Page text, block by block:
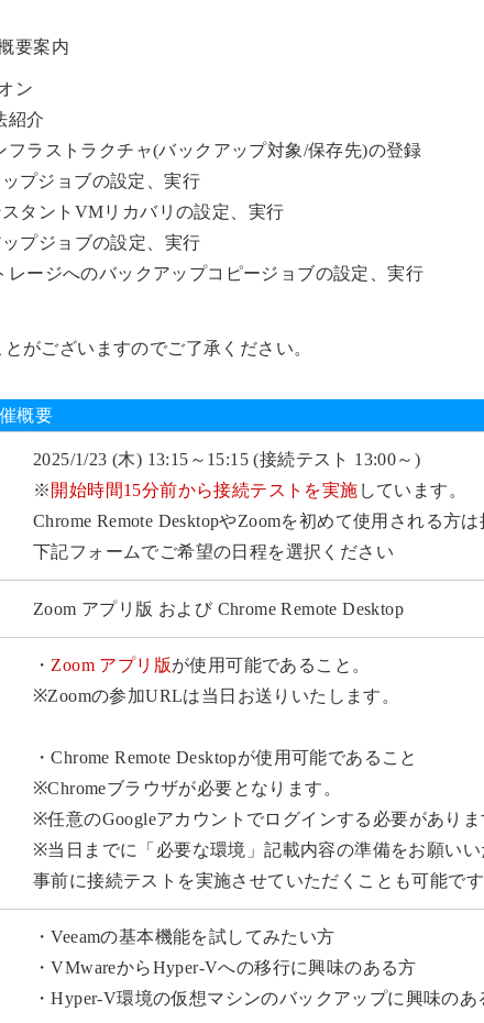
要案内
ン
紹介
フラストラクチャ(バックアップ対象/保存先)の登録
プジョブの設定、実行
タントVMリカバリの設定、実行
プジョブの設定、実行
レージへのバックアップコピージョブの設定、実行
がございますのでご了承ください。
概要
2025/1/23 (木) 13:15～15:15 (接続テスト 13:00～)
※ 開始時間15分前から接続テストを実施 しています。
Chrome Remote DesktopやZoomを初めて使用される方
下記フォームでご希望の日程を選択ください
Zoom アプリ版 および Chrome Remote Desktop
・ Zoom アプリ版が使用可能であること。
※Zoomの参加URLは当日お送りいたします。
・Chrome Remote Desktopが使用可能であること
※Chromeブラウザが必要となります。
※任意のGoogleアカウントでログインする必要がありま
※当日までに「必要な環境」記載内容の準備をお願いい
事前に接続テストを実施させていただくことも可能です
・Veeamの基本機能を試してみたい方
・VMwareからHyper-Vへの移行に興味のある方
・Hyper-V環境の仮想マシンのバックアップに興味のあ